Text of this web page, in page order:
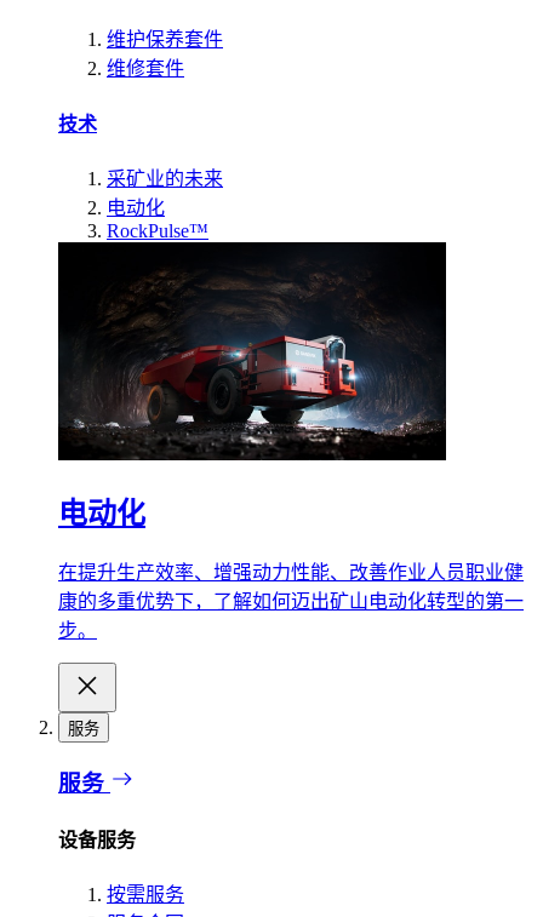
维护保养套件
维修套件
技术
采矿业的未来
电动化
RockPulse™
电动化
在提升生产效率、增强动力性能、改善作业人员职业健
康的多重优势下，了解如何迈出矿山电动化转型的第一
步。
服务
服务
设备服务
按需服务